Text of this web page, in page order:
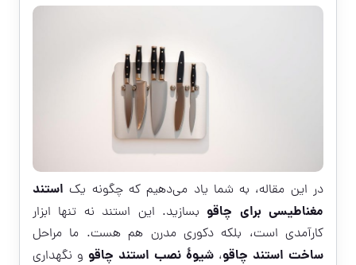
در این مقاله، به شما یاد می‌دهیم که چگونه یک استند
مغناطیسی برای چاقو بسازید. این استند نه تنها ابزار
کارآمدی است، بلکه دکوری مدرن هم هست. ما مراحل
ساخت استند چاقو، شیوۀ نصب استند چاقو و نگهداری